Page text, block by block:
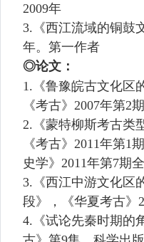
2009年
3. 《西江流域的铜鼓
年。第一作者
◎论文：
1. 《鲁豫皖古文化区
《考古》 2007年第2期
2. 《蒙特柳斯考古类
《考古》 2011年第1
史学》 2011年第7期
3. 《西江中游文化区
段》，《华夏考古》
4. 《试论先秦时期